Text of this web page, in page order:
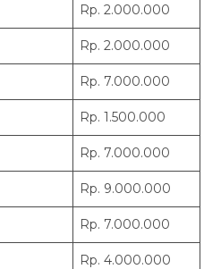
Rp. 2.000.000
Rp. 2.000.000
Rp. 7.000.000
Rp. 1.500.000
Rp. 7.000.000
Rp. 9.000.000
Rp. 7.000.000
Rp. 4.000.000